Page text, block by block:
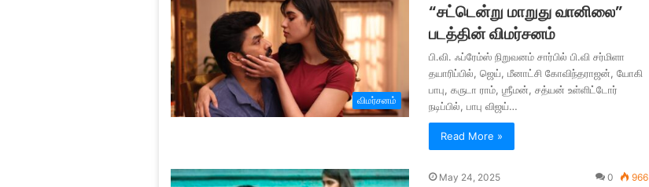
விமர்சனம்
“சட்டென்று மாறுது வானிலை”
படத்தின் விமர்சனம்
பி.வி. ஃப்ரேம்ஸ் நிறுவனம் சார்பில் பி.வி சர்மிளா
தயாரிப்பில், ஜெய், மீனாட்சி கோவிந்தராஜன், யோகி
பாபு, கருடா ராம், ஶ்ரீமன், சத்யன் உள்ளிட்டோர்
நடிப்பில், பாபு விஜய்…
Read More »
May 24, 2025 0 966